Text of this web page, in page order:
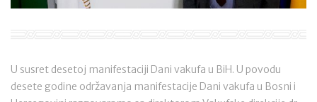
U susret desetoj manifestaciji Dani vakufa u BiH. U povodu
desete godine održavanja manifestacije Dani vakufa u Bosni i